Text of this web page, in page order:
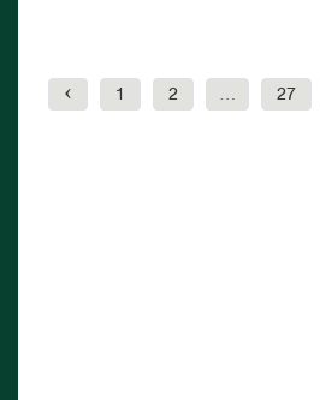
วังไม้แดง
พิทยาคม
บ้าน
2018
‹ 1 2 ... 27